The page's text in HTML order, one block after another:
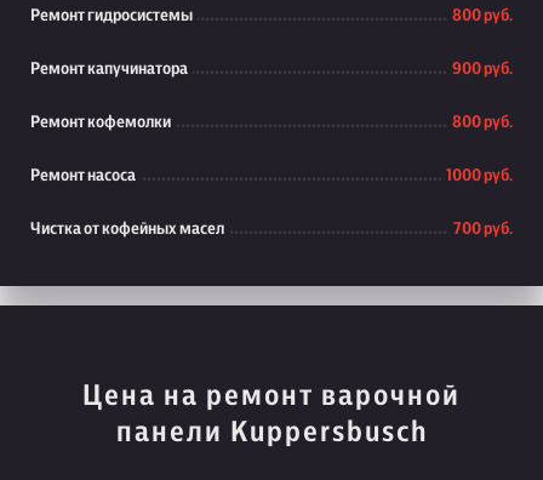
Ремонт гидросистемы 800 руб.
Ремонт капучинатора 900 руб.
Ремонт кофемолки 800 руб.
Ремонт насоса 1000 руб.
Чистка от кофейных масел 700 руб.
Цена на ремонт варочной
панели Kuppersbusch